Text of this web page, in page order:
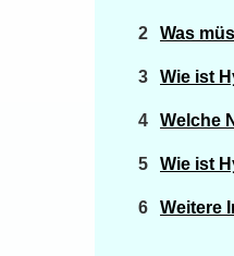
Was
Wie ist
Welche
Wie ist
Weitere